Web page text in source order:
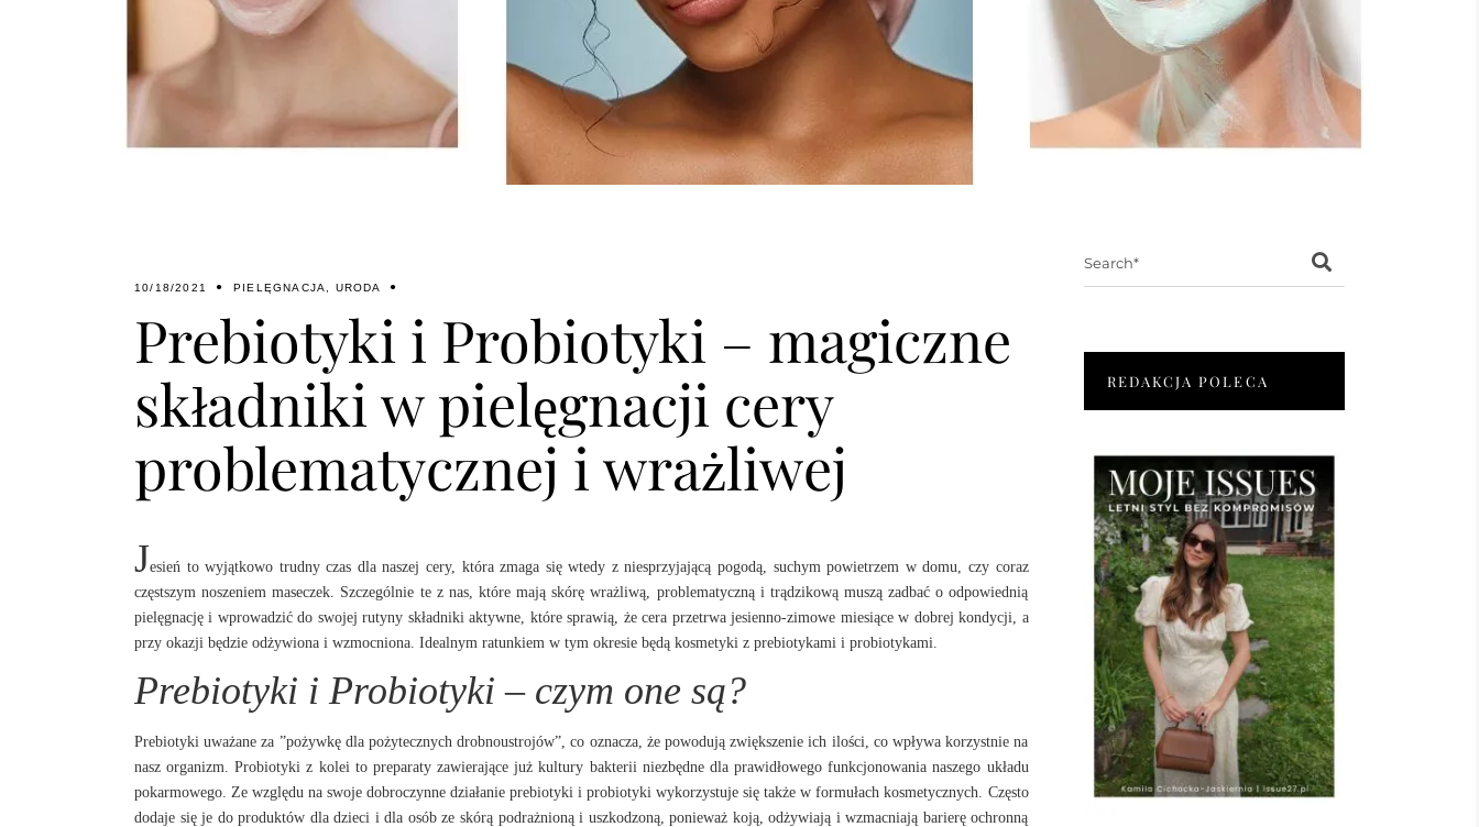
10/18/2021 PIELĘGNACJA URODA
Prebiotyki i Probiotyki – magiczne
składniki w pielęgnacji cery
problematycznej i wrażliwej
Jesień to wyjątkowo trudny czas dla naszej cery, która zmaga się wtedy z niesprzyjającą pogodą, suchym powietrzem w domu, czy coraz
częstszym noszeniem maseczek. Szczególnie te z nas, które mają skórę wrażliwą, problematyczną i trądzikową muszą zadbać o odpowiednią
pielęgnacjęi wprowadzić do swojej rutyny składniki aktywne, które sprawią, że cera przetrwa jesienno-zimowe miesiące w dobrej kondycji, a
przy okazji będzie odżywiona i wzmocniona. Idealnym ratunkiem w tym okresie będą kosmetyki z prebiotykami i probiotykami.
Prebiotyki i Probiotyki – czym one są?
Prebiotyki uważane za ”pożywkę dla pożytecznych drobnoustrojów”, co oznacza, że powodują zwiększenie ich ilości, co wpływa korzystnie na
nasz organizm.Probiotyki z kolei to preparaty zawierające już kultury bakterii niezbędne dla prawidłowego funkcjonowania naszego układu
pokarmowego. Ze względu na swoje dobroczynne działanie prebiotyki i probiotyki wykorzystuje się takżew formułach kosmetycznych. Często
dodaje się je do produktów dla dzieci i dla osób ze skórą podrażnioną i uszkodzoną, ponieważ koją, odżywiają i wzmacniają barierę ochronną
REDAKCJA POLECA